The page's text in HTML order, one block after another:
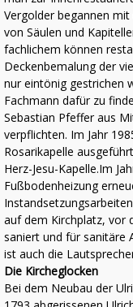
Vergolder begannen
von Säulen und
fachlichem können
Deckenbemalung der
nur eintönig gestrichen
Fachmann dafür zu
Sebastian Pfeffer aus
verpflichten. Im Jahr
Rosarikapelle
Herz-Jesu-Kapelle.Im
Fußbodenheizung
auf dem Kirchplatz, vor
saniert und für sanitäre
ist auch die
Die Kircheglocken
Bei dem Neubau der